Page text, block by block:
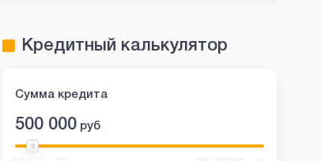
Кредитный калькулятор
Сумма кредита
500 000 руб